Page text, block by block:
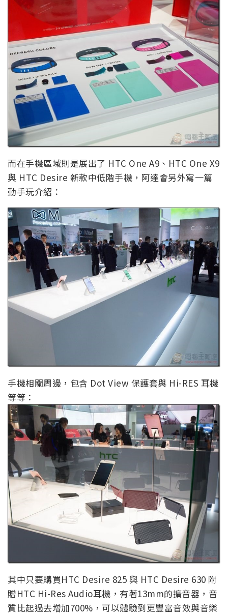
而在手機區域則是展出了 HTC One A9、HTC One X9
與 HTC Desire 新款中低階手機，阿達會另外寫一篇
動手玩介紹：
手機相關周邊，包含 Dot View 保護套與 Hi-RES 耳機
等等：
其中只要購買HTC Desire 825 與 HTC Desire 630 附
贈HTC Hi-Res Audio耳機，有著13mm的擴音器，音
質比起過去增加700%，可以體驗到更豐富音效與音樂